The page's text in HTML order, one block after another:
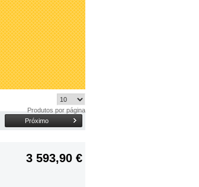
Produtos por página
Próximo
3 593,90 €